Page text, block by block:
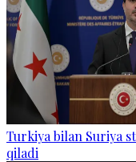
Turkiya bilan Suriya
qiladi